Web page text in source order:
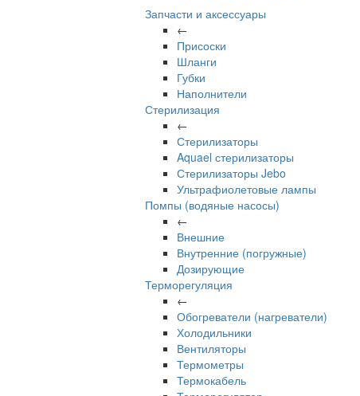
Запчасти и аксессуары
←
Присоски
Шланги
Губки
Наполнители
Стерилизация
←
Стерилизаторы
Aquael стерилизаторы
Стерилизаторы Jebo
Ультрафиолетовые лампы
Помпы (водяные насосы)
←
Внешние
Внутренние (погружные)
Дозирующие
Терморегуляция
←
Обогреватели (нагреватели)
Холодильники
Вентиляторы
Термометры
Термокабель